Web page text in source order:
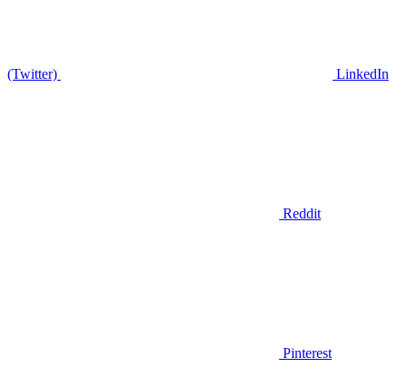
(Twitter) LinkedIn
Reddit
Pinterest